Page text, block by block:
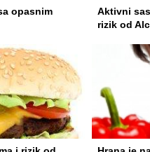
opasnim
Aktivni
rizik od